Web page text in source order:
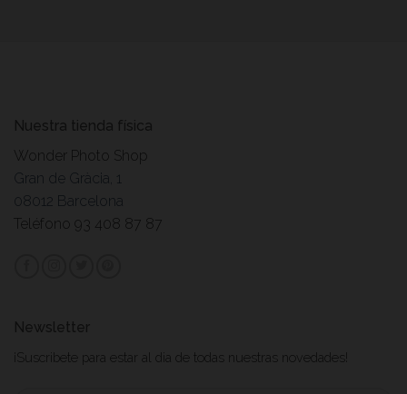
Nuestra tienda física
Wonder Photo Shop
Gran de Gràcia, 1
08012 Barcelona
Teléfono 93 408 87 87
Newsletter
¡Suscribete para estar al dia de todas nuestras novedades!